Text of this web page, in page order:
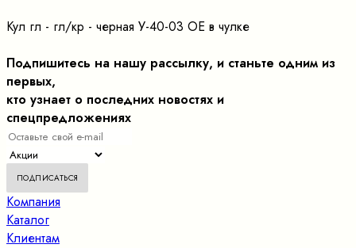
Кул гл - гл/кр - черная У-40-03 ОЕ в чулке
Подпишитесь на нашу рассылку, и станьте одним из
первых,
кто узнает о последних новостях и
спецпредложениях
Компания
Каталог
Клиентам